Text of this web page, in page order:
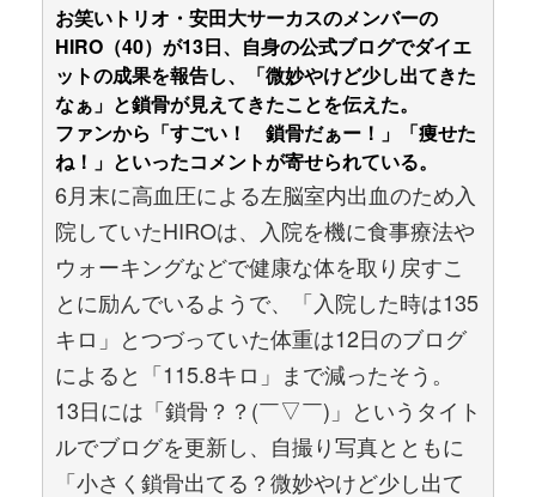
お笑いトリオ・安田大サーカスのメンバーの
HIRO（40）が13日、自身の公式ブログでダイエ
ットの成果を報告し、「微妙やけど少し出てきた
なぁ」と鎖骨が見えてきたことを伝えた。
ファンから「すごい！ 鎖骨だぁー！」「痩せた
ね！」といったコメントが寄せられている。
6月末に高血圧による左脳室内出血のため入
院していたHIROは、入院を機に食事療法や
ウォーキングなどで健康な体を取り戻すこ
とに励んでいるようで、「入院した時は135
キロ」とつづっていた体重は12日のブログ
によると「115.8キロ」まで減ったそう。
13日には「鎖骨？？(￣▽￣)」というタイト
ルでブログを更新し、自撮り写真とともに
「小さく鎖骨出てる？微妙やけど少し出て